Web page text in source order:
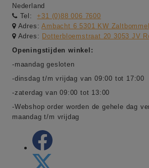
Nederland
Tel:
+31 (0)88 006 7600
Adres:Ambacht 6 5301 KW Zaltbommel
Adres: Dotterbloemstraat 20 3053 JV
Openingstijden winkel:
-maandag gesloten
-dinsdag t/m vrijdag van 09:00 tot 17:00
-zaterdag van 09:00 tot 13:00
-Webshop order worden de gehele dag
maandag t/m vrijdag